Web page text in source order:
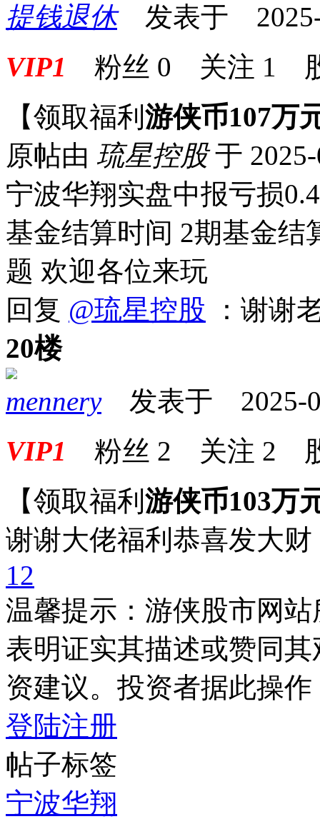
提钱退休发表于 2025-
VIP1 粉丝 0 关注 1
【领取福利 游侠币107万
原帖由 琉星控股于
宁波华翔实盘中报亏损
基金结算时间 2期基金结
题 欢迎各位来玩
回复 @琉星控股 ：谢谢
20楼
mennery发表于 2025-
VIP1 粉丝 2 关注 2
【领取福利 游侠币103万
谢谢大佬福利恭喜发大财
12
温馨提示：游侠股市网
表明证实其描述或赞同
资建议。投资者据此操
登陆注册
帖子标签
宁波华翔